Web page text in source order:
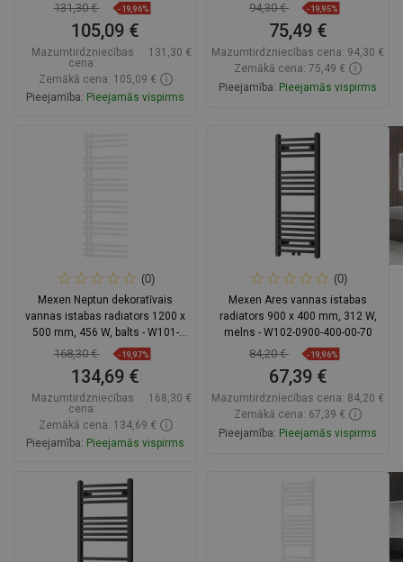
131,30 € -19,96%
105,09 €
Mazumtirdzniecības
cena:
131,30 €
Zemākā cena: 105,09 €
Pieejamība: Pieejamās vispirms
94,30 € -19,95%
75,49 €
Mazumtirdzniecības cena: 94,30 €
Zemākā cena: 75,49 €
Pieejamība: Pieejamās vispirms
favorite_border
Salīdzināt
(0)
Mexen Neptun dekoratīvais
vannas istabas radiators 1200 x
500 mm, 456 W, balts - W101-
1200-500-00-20
168,30 € -19,97%
134,69 €
Mazumtirdzniecības
cena:
168,30 €
Zemākā cena: 134,69 €
Pieejamība: Pieejamās vispirms
Ielikt grozā
(0)
Mexen Ares vannas istabas
radiators 900 x 400 mm, 312 W,
melns - W102-0900-400-00-70
84,20 € -19,96%
67,39 €
Mazumtirdzniecības cena: 84,20 €
Zemākā cena: 67,39 €
Pieejamība: Pieejamās vispirms